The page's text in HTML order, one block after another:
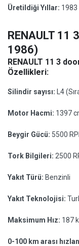
Üretildiği Yıllar: 1983
RENAULT 11
1986)
RENAULT 11 3
Özellikleri:
Silindir sayısı: L4
Motor Hacmi: 1397
Beygir Gücü: 5500
Tork Bilgileri: 2500
Yakıt Türü: Benzinli
Yakıt Teknolojisi:
Maksimum Hız: 187
0-100 km arası